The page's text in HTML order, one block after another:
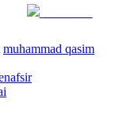
muhammad qasim